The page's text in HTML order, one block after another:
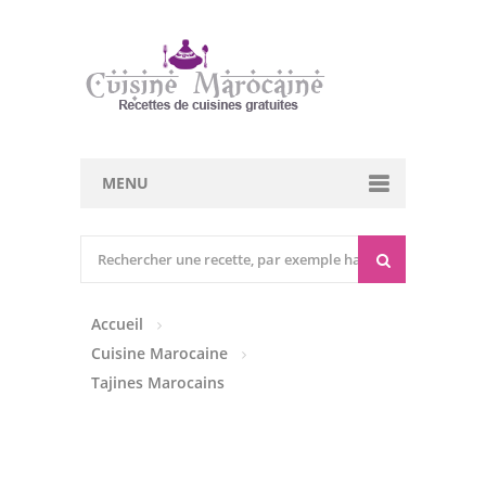
MENU
Entrées Froides
Tajines
Accueil
Cuisine Marocaine
Tajines Marocains